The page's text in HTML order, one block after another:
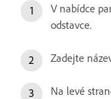
V nabídce
odstavce.
Zadejte
Na levé